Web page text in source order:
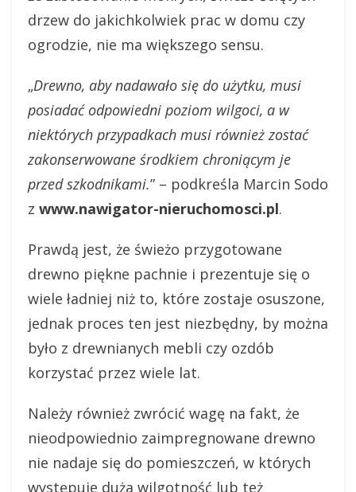
drzew do jakichkolwiek prac w domu czy
ogrodzie, nie ma większego sensu.
„Drewno, aby nadawało się do użytku, musi
posiadać odpowiedni poziom wilgoci, a w
niektórych przypadkach musi również zostać
zakonserwowane środkiem chroniącym je
przed szkodnikami.” – podkreśla Marcin Sodo
z www.nawigator-nieruchomosci.pl.
Prawdą jest, że świeżo przygotowane
drewno piękne pachnie i prezentuje się o
wiele ładniej niż to, które zostaje osuszone,
jednak proces ten jest niezbędny, by można
było z drewnianych mebli czy ozdób
korzystać przez wiele lat.
Należy również zwrócić wagę na fakt, że
nieodpowiednio zaimpregnowane drewno
nie nadaje się do pomieszczeń, w których
występuje duża wilgotność lub też